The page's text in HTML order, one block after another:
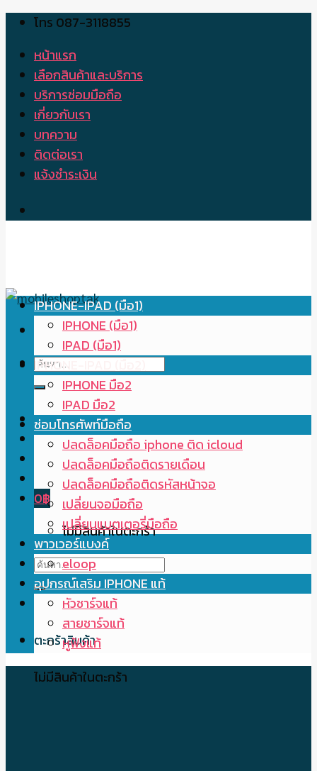
Skip
content
โทร 087-3118855
หน้าแรก
เลือกสินค้าและบริการ
บริการซ่อมมือถือ
เกี่ยวกับเรา
บทความ
ติดต่อเรา
แจ้งชำระเงิน
ค้นหา:
0฿
ไม่มีสินค้าในตะกร้า
ค้นหา:
ตะกร้าสินค้า
ไม่มีสินค้าในตะกร้า
IPHONE-IPAD (มือ1)
IPHONE (มือ1)
IPAD (มือ1)
IPHONE-IPAD (มือ2)
IPHONE มือ2
IPAD มือ2
ซ่อมโทรศัพท์มือถือ
ปลดล็อคมือถือ iphone ติด icloud
ปลดล็อคมือถือติดรายเดือน
ปลดล็อคมือถือติดรหัสหน้าจอ
เปลี่ยนจอมือถือ
เปลี่ยนแบตเตอรี่มือถือ
พาวเวอร์แบงค์
eloop
อุปกรณ์เสริม IPHONE แท้
หัวชาร์จแท้
สายชาร์จแท้
หูฟังแท้